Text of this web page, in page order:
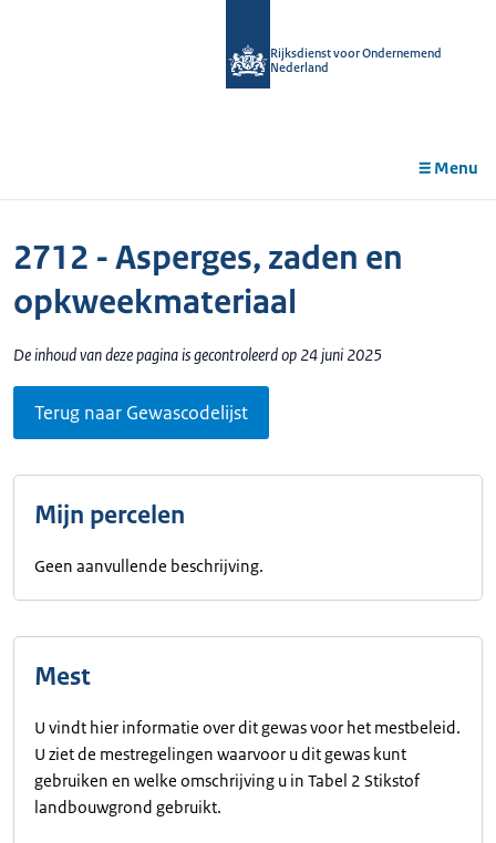
Rijksdienst voor Ondernemend
Nederland
Menu
2712 - Asperges, zaden en
opkweekmateriaal
De inhoud van deze pagina is gecontroleerd op 24 juni 2025
Terug naar Gewascodelijst
Mijn percelen
Geen aanvullende beschrijving.
Mest
U vindt hier informatie over dit gewas voor het mestbeleid.
U ziet de mestregelingen waarvoor u dit gewas kunt
gebruiken en welke omschrijving u in Tabel 2 Stikstof
landbouwgrond gebruikt.